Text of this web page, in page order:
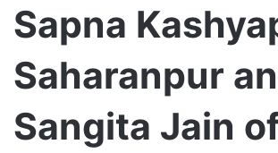
Sapna
Saharanpur
Sangita Jain